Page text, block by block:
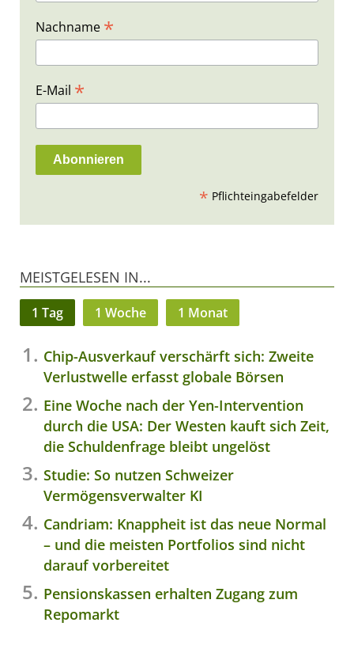
Nachname *
E-Mail *
* Pflichteingabefelder
MEISTGELESEN IN...
1 Tag 1 Woche 1 Monat
Chip-Ausverkauf verschärft sich: Zweite
Verlustwelle erfasst globale Börsen
Eine Woche nach der Yen-Intervention
durch die USA: Der Westen kauft sich Zeit,
die Schuldenfrage bleibt ungelöst
Studie: So nutzen Schweizer
Vermögensverwalter KI
Candriam: Knappheit ist das neue Normal
– und die meisten Portfolios sind nicht
darauf vorbereitet
Pensionskassen erhalten Zugang zum
Repomarkt